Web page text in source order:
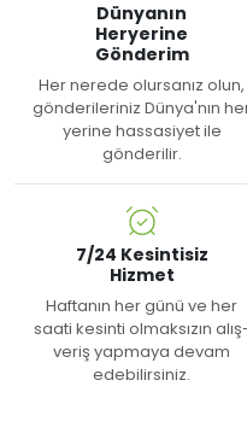
Dünyanın
Heryerine
Gönderim
Her nerede olursanız olun,
gönderileriniz Dünya'nın
yerine hassasiyet ile
gönderilir.
7/24 Kesintisiz
Hizmet
Haftanın her günü ve her
saati kesinti olmaksızın
veriş yapmaya devam
edebilirsiniz.